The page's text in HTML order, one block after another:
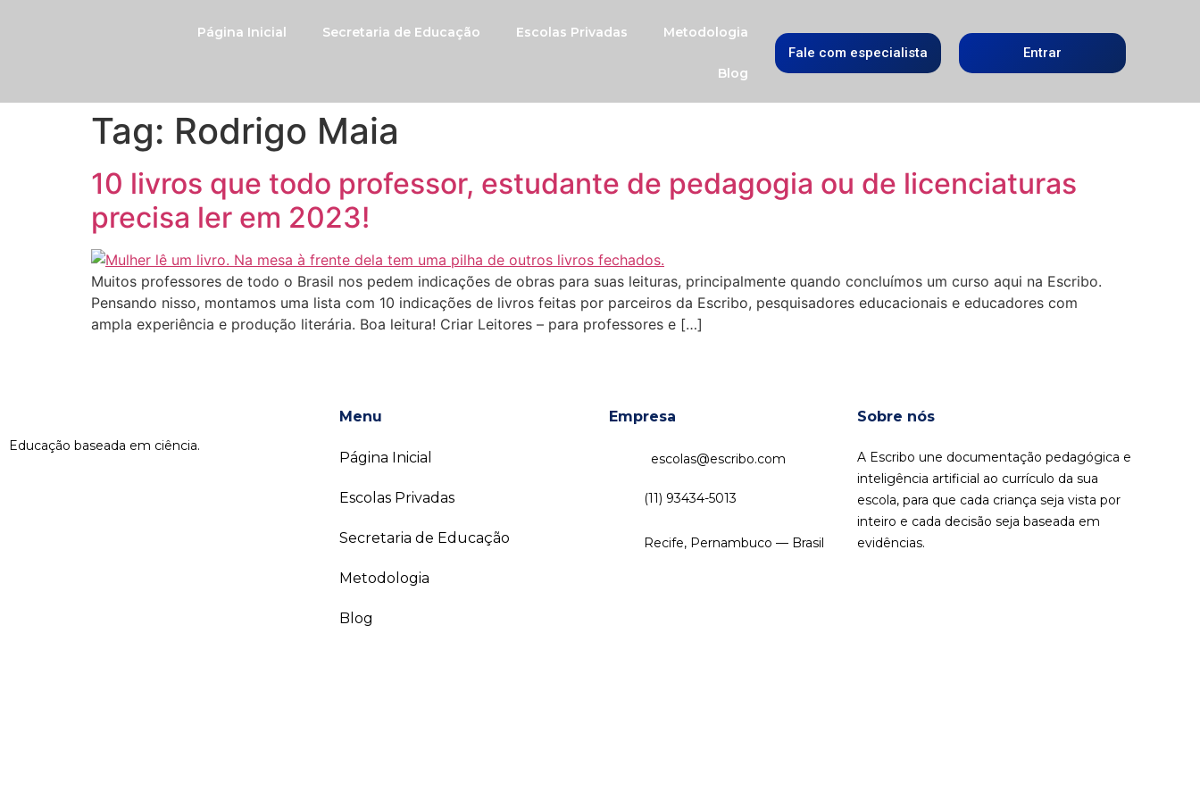
Página Inicial Secretaria de Educação Escolas Privadas Metodologia
Blog
Fale com especialista Entrar
Tag: Rodrigo Maia
10 livros que todo professor, estudante de pedagogia ou de licenciaturas
precisa ler em 2023!
Muitos professores de todo o Brasil nos pedem indicações de obras para suas leituras, principalmente quando concluímos um curso aqui na Escribo.
Pensando nisso, montamos uma lista com 10 indicações de livros feitas por parceiros da Escribo, pesquisadores educacionais e educadores com
ampla experiência e produção literária. Boa leitura! Criar Leitores – para professores e […]
Educação baseada em ciência.
Menu
Página Inicial
Escolas Privadas
Secretaria de Educação
Metodologia
Blog
Empresa
escolas@escribo.com
(11) 93434-5013
Recife, Pernambuco — Brasil
Sobre nós
A Escribo une documentação pedagógica e
inteligência artificial ao currículo da sua
escola, para que cada criança seja vista por
inteiro e cada decisão seja baseada em
evidências.